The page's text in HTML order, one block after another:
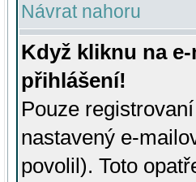
Návrat nahoru
Když kliknu na
přihlášení!
Pouze
nastavený e-
povolil). Toto